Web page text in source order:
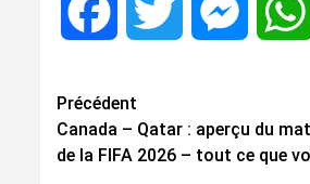
Facebook Twitter
Navigation
d’article
Précédent
Canada – Qatar : aperçu du
de la FIFA 2026 – tout ce que